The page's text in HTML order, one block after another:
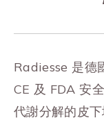
Radiesse 是德
CE 及 FDA 安
代謝分解的皮